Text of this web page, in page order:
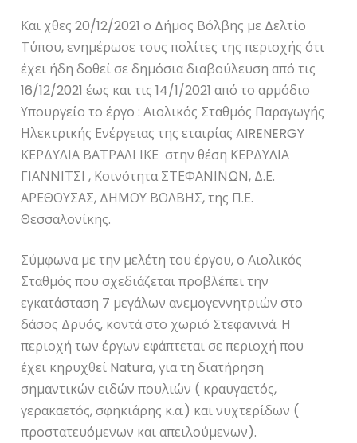
Και χθες 20/12/2021 ο Δήμος Βόλβης με Δελτίο
Τύπου, ενημέρωσε τους πολίτες της περιοχής ότι
έχει ήδη δοθεί σε δημόσια διαβούλευση από τις
16/12/2021 έως και τις 14/1/2021 από το αρμόδιο
Υπουργείο το έργο : Αιολικός Σταθμός Παραγωγής
Ηλεκτρικής Ενέργειας της εταιρίας AIRENERGY
ΚΕΡΔΥΛΙΑ ΒΑΤΡΑΛΙ ΙΚΕ στην θέση ΚΕΡΔΥΛΙΑ
ΓΙΑΝΝΙΤΣΙ , Κοινότητα ΣΤΕΦΑΝΙΝΩΝ, Δ.Ε.
ΑΡΕΘΟΥΣΑΣ, ΔΗΜΟΥ ΒΟΛΒΗΣ, της Π.Ε.
Θεσσαλονίκης.
Σύμφωνα με την μελέτη του έργου, ο Αιολικός
Σταθμός που σχεδιάζεται προβλέπει την
εγκατάσταση 7 μεγάλων ανεμογεννητριών στο
δάσος Δρυός, κοντά στο χωριό Στεφανινά. Η
περιοχή των έργων εφάπτεται σε περιοχή που
έχει κηρυχθεί Natura, για τη διατήρηση
σημαντικών ειδών πουλιών ( κραυγαετός,
γερακαετός, σφηκιάρης κ.α.) και νυχτερίδων (
προστατευόμενων και απειλούμενων).